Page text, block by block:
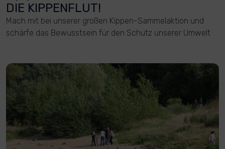
DIE KIPPENFLUT!
Mach mit bei unserer großen Kippen-Sammelaktion und
schärfe das Bewusstsein für den Schutz unserer Umwelt